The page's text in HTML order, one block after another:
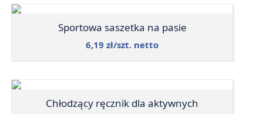
Sportowa saszetka na pasie
6,19 zł/szt. netto
Chłodzący ręcznik dla aktywnych